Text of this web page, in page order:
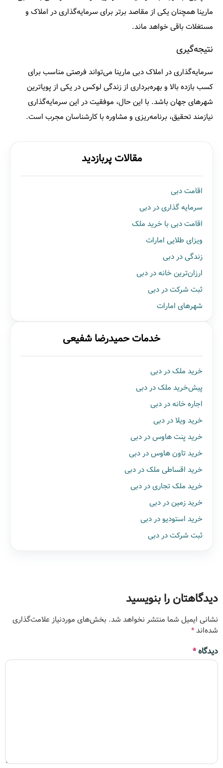
مقالات پربازدید
اقامت دبی
سرمایه گذاری در دبی
اقامت دبی با خرید ملک
ویزای طلایی امارات
زندگی در دبی
ارزان‌ترین خانه در دبی
ثبت شرکت در دبی
شهرهای امارات
خدمات حمیدرضا شفیعی
خرید ملک در دبی
پیش‌خرید ملک در دبی
اجاره خانه در دبی
خرید ویلا در دبی
خرید پنت هاوس در دبی
خرید تاون هاوس در دبی
خرید اقساطی ملک در دبی
خرید ملک تجاری در دبی
خرید زمین در دبی
خرید استودیو در دبی
ثبت شرکت در دبی
مارینا همچنان یکی از مقاصد برتر برای سرمایه‌گذاری در املاک و
مستغلات باقی خواهد ماند.​
نتیجه‌گیری
سرمایه‌گذاری در املاک دبی مارینا می‌تواند فرصتی مناسب برای
کسب بازده بالا و بهره‌برداری از زندگی لوکس در یکی از پویاترین
شهرهای جهان باشد. با این حال، موفقیت در این سرمایه‌گذاری
نیازمند تحقیق، برنامه‌ریزی و مشاوره با کارشناسان مجرب است.​
دیدگاهتان را بنویسید
نشانی ایمیل شما منتشر نخواهد شد. بخش‌های موردنیاز علامت‌گذاری
شده‌اند*
دیدگاه*